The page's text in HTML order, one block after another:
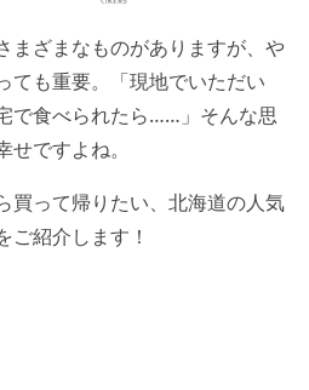
まざまなものがありますが、や
ても重要。「現地でいただい
で食べられたら……」そんな思
ですよね。
買って帰りたい、北海道の人気
ご紹介します！